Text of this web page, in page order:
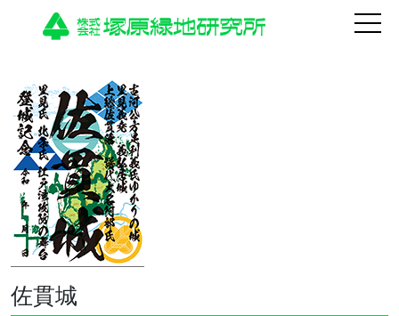
HOME
法人について
佐貫城